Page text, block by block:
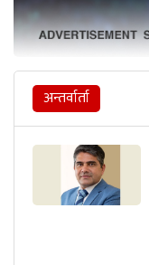
अन्तर्वार्ता